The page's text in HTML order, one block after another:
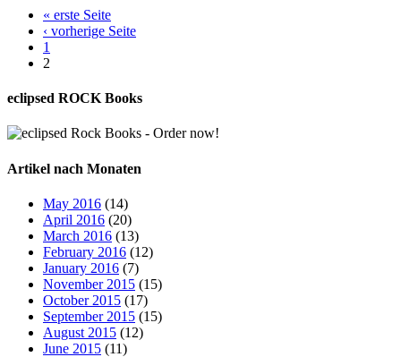
« erste Seite
‹ vorherige Seite
1
2
eclipsed ROCK Books
Artikel nach Monaten
May 2016 (14)
April 2016 (20)
March 2016 (13)
February 2016 (12)
January 2016 (7)
November 2015 (15)
October 2015 (17)
September 2015 (15)
August 2015 (12)
June 2015 (11)